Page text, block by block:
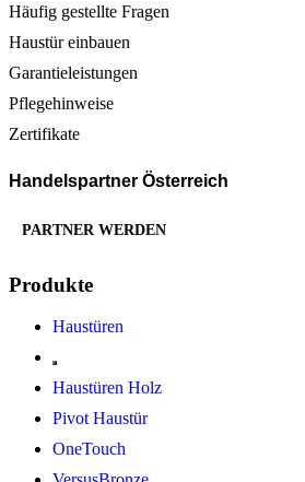
Häufig gestellte Fragen
Haustür einbauen
Garantieleistungen
Pflegehinweise
Zertifikate
Handelspartner Österreich
PARTNER WERDEN
Produkte
Haustüren
Haustüren Holz
Pivot Haustür
OneTouch